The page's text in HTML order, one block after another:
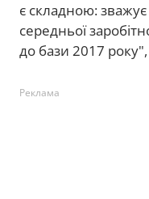
є складною:
середньої
до бази 2017
Реклама